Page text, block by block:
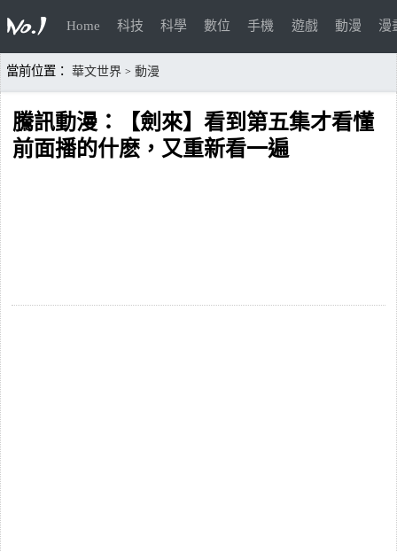
Home 科技 科學 數位 手機 遊戲 動漫 漫
當前位置： 華文世界 > 動漫
騰訊動漫：【劍來】看到第五集才看懂
前面播的什麽，又重新看一遍